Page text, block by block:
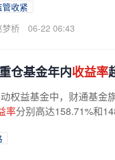
管收紧
梦桥 06-22 06:43
仓基金年内收益率
权益基金中，财通基
率分别高达158.71%和